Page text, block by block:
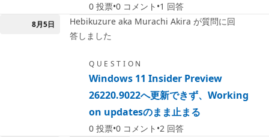
0 投票 0 コメント 1 回答
8月5日
Hebikuzure aka Murachi Akira が質問に回
答しました
QUESTION
Windows 11 Insider Preview
26220.9022へ更新できず、Working
on updatesのまま止まる
0 投票 0 コメント 2 回答